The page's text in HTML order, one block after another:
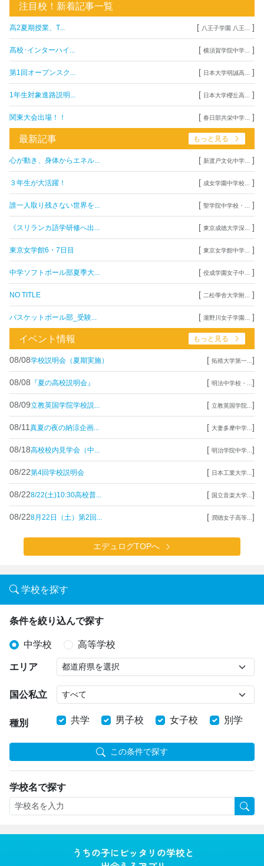
注目校！新着記事一覧
高2夏期授業、T... [ 八王子学園 八王... ]
高校･インターハイ... [ 横須賀学院中学... ]
第1回オープンスク... [ 日本大学明誠高... ]
1年生対象進路説明... [ 日本大学櫻丘高... ]
関東大会出場！！ [ 春日部共栄中学... ]
最新記事 もっと見る
心が動き、身体からエネル... [ 新渡戸文化中学... ]
３年生が大活躍！ [ 成女学園中学校... ]
誰一人取り残さない世界を... [ 聖学院中学校・... ]
《スリランカ語学研修へ出... [ 東京成徳大学深... ]
東京女学館6・7日目 [ 東京女学館中学... ]
中学ソフトボール部夏季大... [ 佼成学園女子中... ]
NO TITLE [ 二松學舍大学附... ]
バスケットボール部_受験... [ 瀧野川女子学園... ]
イベント情報 もっと見る
08/08学校説明会（夏期実施） [ 拓殖大学第一... ]
08/08 『夏の高校説明会』 [ 明法中学校・... ]
08/09立教英国学院学校説... [ 立教英国学院... ]
08/11 真夏の夜の納涼企画... [ 大妻多摩中学... ]
08/18高校校内見学会（中... [ 明治学院中学... ]
08/22第4回学校説明会 [ 日本工業大学... ]
08/228/22(土)10:30高校普... [ 国立音楽大学... ]
08/228月22日（土）第2回... [ 潤徳女子高等... ]
エデュログTOPへ
学校を探す
条件を絞り込んで探す
中学校 高等学校
エリア
国公私立
種別 共学 男子校 女子校 別学
この条件で探す
学校名で探す